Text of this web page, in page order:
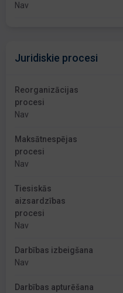
Nav
Juridiskie procesi
Reorganizācijas
procesi
Nav
Maksātnespējas
procesi
Nav
Tiesiskās
aizsardzības
procesi
Nav
Darbības izbeigšana
Nav
Darbības apturēšana